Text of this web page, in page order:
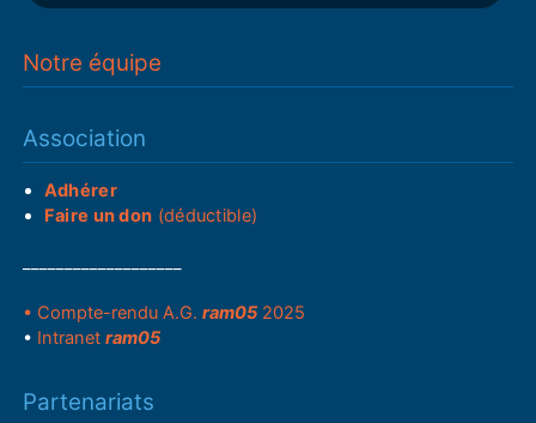
Notre équipe
Association
Adhérer
Faire un don (déductible)
• Compte-rendu A.G.ram05 2025
• Intranetram05
Partenariats